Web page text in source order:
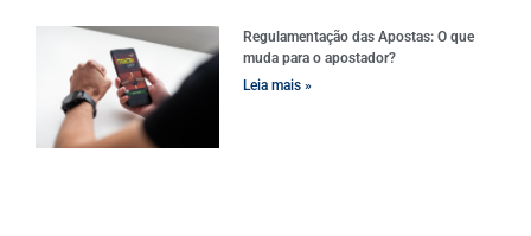
Regulamentação das Apostas: O que
muda para o apostador?
Leia mais »